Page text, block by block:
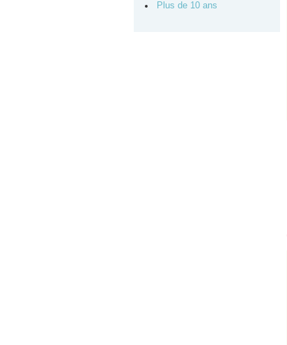
Plus de 10 ans